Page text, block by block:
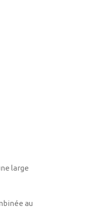
large
au